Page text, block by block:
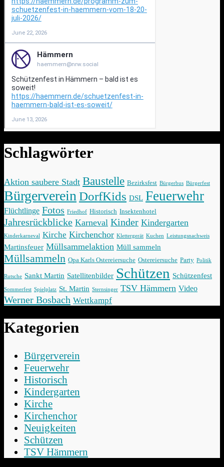
Schlagwörter
Aktion saubere Stadt Baustelle Bezirksfest Bürgerbus Bürgerfest
BürgervereinDorfKids DSL Feuerwehr
Flüchtlinge Fotos Friedhof Historisch Insektenhotel
Jahresrückblicke Karneval Kinder Kindergarten
Kinderkarneval Kirche Kirchenchor Klettergerät Kuchen Leistungsnachweis
Martinsfeuer Müllsammelaktion Müll sammeln
Müllsammeln Opa Karls Ostereiersuche Ostereiersuche Party Politik
Rutsche Sankt Martin Satellitenbilder Schützen Schützenfest
Sommerfest Spielplatz St. Martin Sternsinger TSV Hämmern Video
Werner Bosbach Wettkampf
Kategorien
Bürgerverein
Feuerwehr
Historisch
Kindergarten
Kirche
Kirchenchor
Neuigkeiten
Schützen
TSV Hämmern